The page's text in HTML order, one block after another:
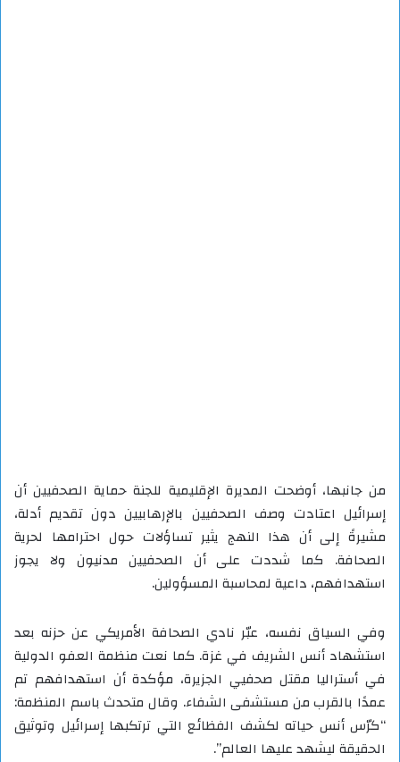
من جانبها، أوضحت المديرة الإقليمية للجنة حماية الصحفيين أن
إسرائيل اعتادت وصف الصحفيين بالإرهابيين دون تقديم أدلة،
مشيرةً إلى أن هذا النهج يثير تساؤلات حول احترامها لحرية
الصحافة. كما شددت على أن الصحفيين مدنيون ولا يجوز
استهدافهم، داعية لمحاسبة المسؤولين.
وفي السياق نفسه، عبّر نادي الصحافة الأمريكي عن حزنه بعد
استشهاد أنس الشريف في غزة. كما نعت منظمة العفو الدولية
في أستراليا مقتل صحفيي الجزيرة، مؤكدة أن استهدافهم تم
عمدًا بالقرب من مستشفى الشفاء. وقال متحدث باسم المنظمة:
“كرّس أنس حياته لكشف الفظائع التي ترتكبها إسرائيل وتوثيق
الحقيقة ليشهد عليها العالم”.